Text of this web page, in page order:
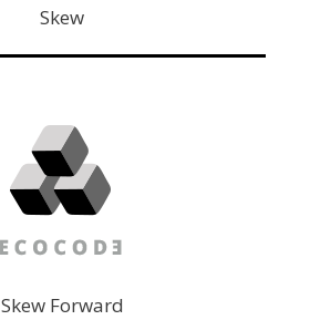
Skew
Skew Forward